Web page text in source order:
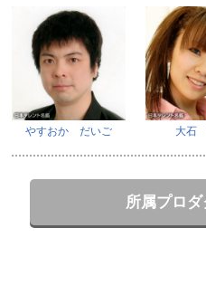
やすおか だいご 大石
所属プロ